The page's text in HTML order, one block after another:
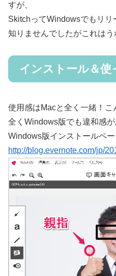
すが、
SkitchってWindowsでもリリ
知りませんでしたがこれはう
インストール＆使
使用感はMacと全く一緒！こ
全くWindows版でも違和感が
Windows版インストールペ
http://blog.evernote.com/jp/